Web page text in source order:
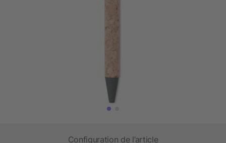
Configuration de l’article